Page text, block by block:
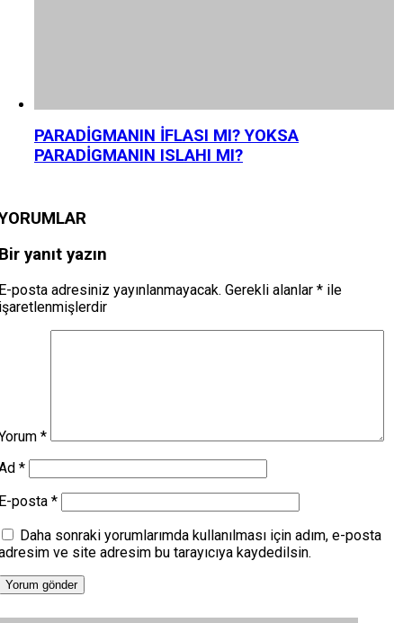
PARADİGMANIN İFLASI MI? YOKSA
PARADİGMANIN ISLAHI MI?
yanıt yazın
posta adresiniz yayınlanmayacak. Gerekli alanlar * ile
*
*
posta *
Daha sonraki yorumlarımda kullanılması için adım, e-posta
ve site adresim bu tarayıcıya kaydedilsin.